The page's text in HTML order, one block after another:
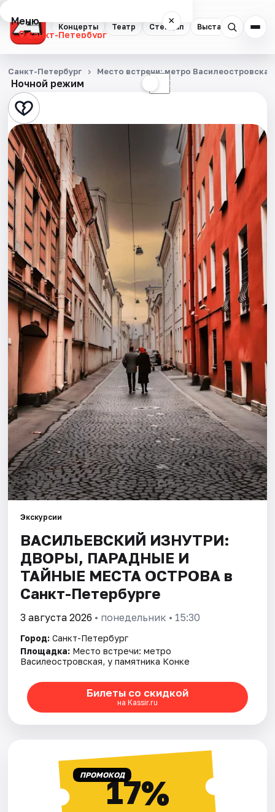
Концерты Театр Стендап Выставки
Меню ×
Санкт-Петербург
Концерты
Театр
Стендап
Выставки
Квесты
Экскурсии
Спорт
События
Города
Площадки
Артисты
Рейтинги
Ночной режим ☾
Санкт-Петербург Место встречи: метро
Экскурсии
ВАСИЛЬЕВСКИЙ ИЗНУТРИ:
ДВОРЫ, ПАРАДНЫЕ И
ТАЙНЫЕ МЕСТА ОСТРОВА в
Санкт-Петербурге
3 августа 2026 • понедельник • 15:30
Город: Санкт-Петербург
Площадка: Место встречи: метро
Василеостровская, у памятника Конке
Билеты со скидкой
на Kassir.ru
ПРОМОКОД17%